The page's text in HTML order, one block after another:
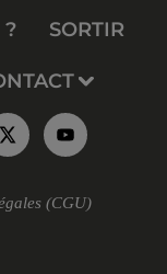
? SORTIR
(CGU)